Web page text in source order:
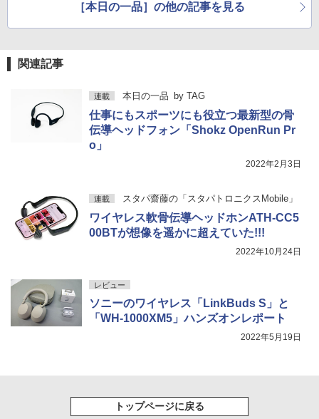
［本日の一品］の他の記事を見る
関連記事
連載 本日の一品 by TAG
仕事にもスポーツにも役立つ最新型の骨
伝導ヘッドフォン「Shokz OpenRun Pr
o」
2022年2月3日
連載 スタパ齋藤の「スタパトロニクスMobile」
ワイヤレス軟骨伝導ヘッドホンATH-CC5
00BTが想像を遥かに超えていた!!!
2022年10月24日
レビュー
ソニーのワイヤレス「LinkBuds S」と
「WH-1000XM5」ハンズオンレポート
2022年5月19日
トップページに戻る